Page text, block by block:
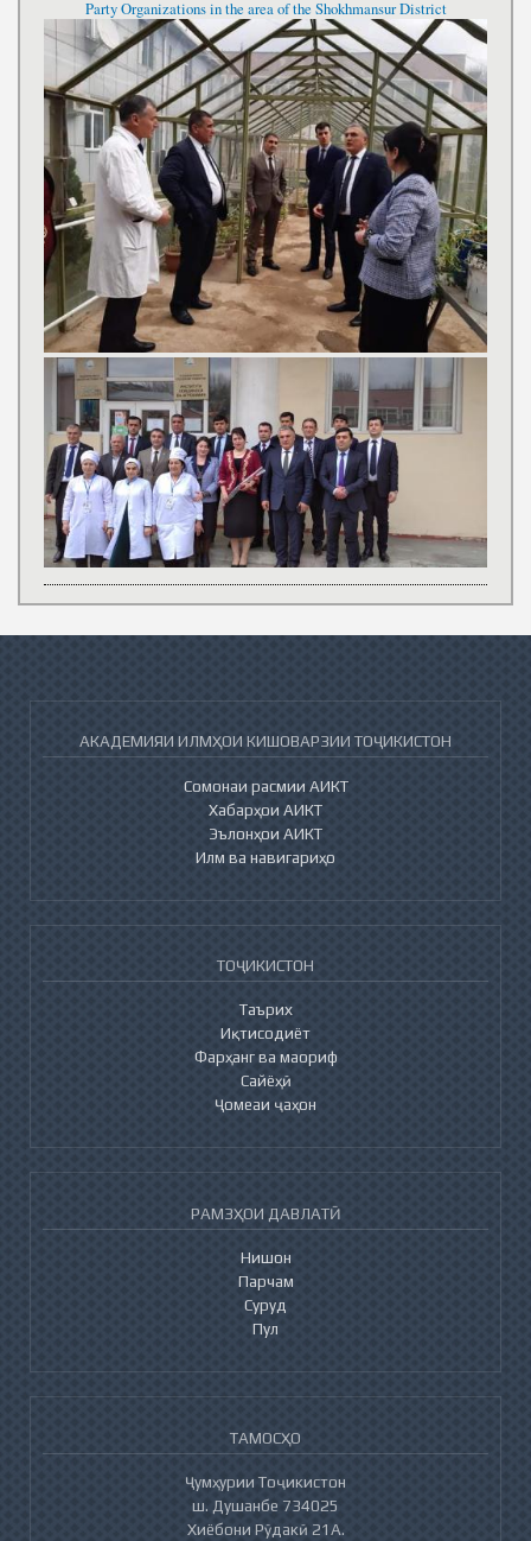
Party Organizations in the area of the Shokhmansur District
АКАДЕМИЯИ ИЛМҲОИ КИШОВАРЗИИ ТОҶИКИСТОН
Сомонаи расмии АИКТ
Хабарҳои АИКТ
Эълонҳои АИКТ
Илм ва навигариҳо
ТОҶИКИСТОН
Таърих
Иқтисодиёт
Фарҳанг ва маориф
Сайёҳӣ
Ҷомеаи ҷаҳон
РАМЗҲОИ ДАВЛАТӢ
Нишон
Парчам
Суруд
Пул
ТАМОСҲО
Ҷумҳурии Тоҷикистон
ш. Душанбе 734025
Хиёбони Рӯдакӣ 21А.